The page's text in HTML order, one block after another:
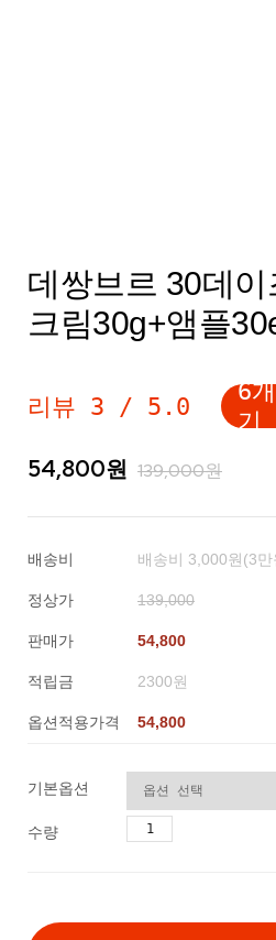
데쌍브르 30데
크림30g+앰플
리뷰 3 / 5.0
6
기
54,800원 139,000원
배송비 배송비 3,000원(3
정상가 139,000
판매가 54,800
적립금 2300원
옵션적용가격 54,800
기본옵션
수량